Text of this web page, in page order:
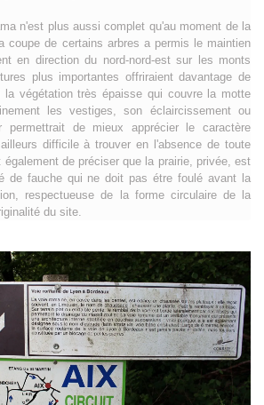
n'est plus aussi complet qu'au moment de la
coupe de certains arbres a permis le maintien
en direction du nord-nord-est sur les monts
plus importantes offriraient davantage de
la végétation très épaisse qui couvre la motte
les vestiges, son éclaircissement ou
permettrait de mieux apprécier le caractère
difficile à trouver en l'absence de toute
de préciser que la prairie, privée, est
de fauche qui ne doit pas étre foulé avant la
respectueuse de la forme circulaire de la
du site.